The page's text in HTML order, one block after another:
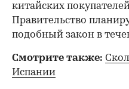
китайских
Правительство
подобный закон в
Смотрите также:
Испании